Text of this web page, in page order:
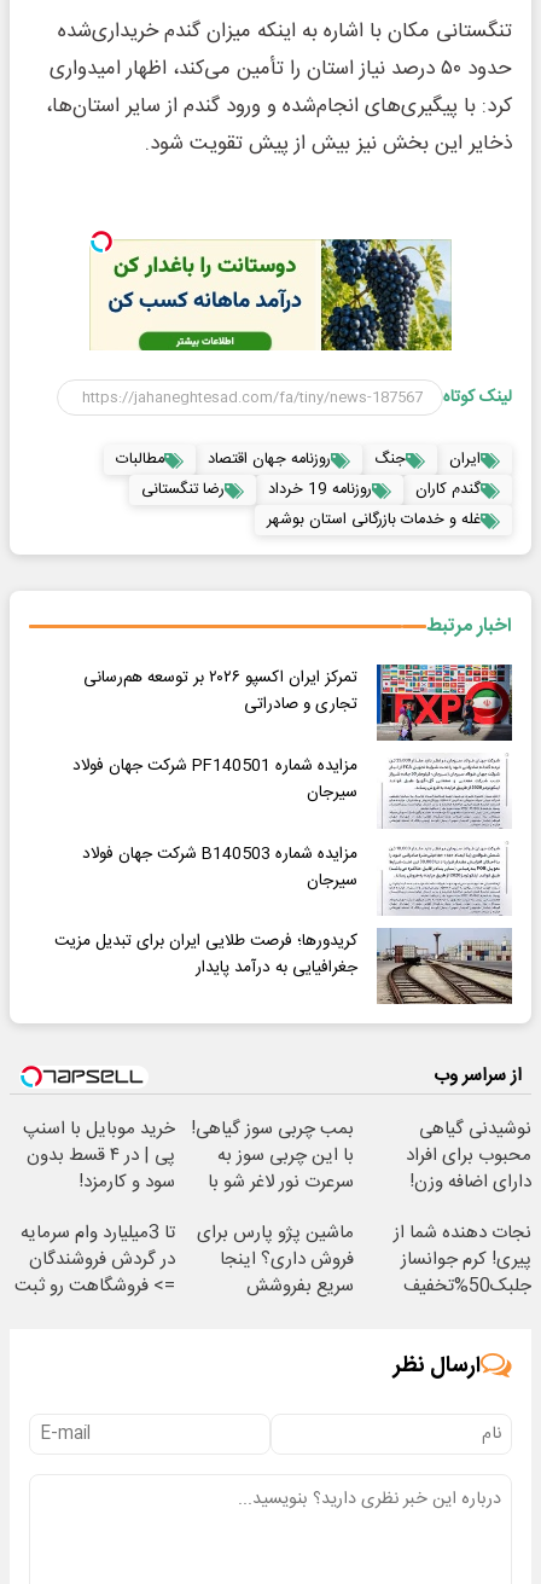
تنگستانی مکان با اشاره به اینکه میزان گندم خریداری‌شده
حدود ۵۰ درصد نیاز استان را تأمین می‌کند، اظهار امیدواری
کرد: با پیگیری‌های انجام‌شده و ورود گندم از سایر استان‌ها،
ذخایر این بخش نیز بیش از پیش تقویت شود.
لینک کوتاه
ایران جنگ روزنامه جهان اقتصاد
مطالبات
گندم کاران
روزنامه 19 خرداد
رضا تنگستانی
غله و خدمات بازرگانی استان بوشهر
اخبار مرتبط
تمرکز ایران اکسپو ۲۰۲۶ بر توسعه هم‌رسانی
تجاری و صادراتی
مزایده شماره PF140501 شرکت جهان فولاد
سیرجان
مزایده شماره B140503 شرکت جهان فولاد
سیرجان
کریدورها؛ فرصت طلایی ایران برای تبدیل مزیت
جغرافیایی به درآمد پایدار
از سراسر وب
نوشیدنی گیاهی
محبوب برای افراد
دارای اضافه وزن!
بمب چربی سوز گیاهی!
با این چربی سوز به
سرعرت نور لاغر شو با
خرید موبایل با اسنپ
پی | در ۴ قسط بدون
سود و کارمزد!
نجات دهنده شما از
پیری! کرم جوانساز
جلبک50%تخفیف
ماشین پژو پارس برای
فروش داری؟ اینجا
سریع بفروشش
تا 3میلیارد وام سرمایه
در گردش فروشندگان
=> فروشگاهت رو ثبت
ارسال نظر